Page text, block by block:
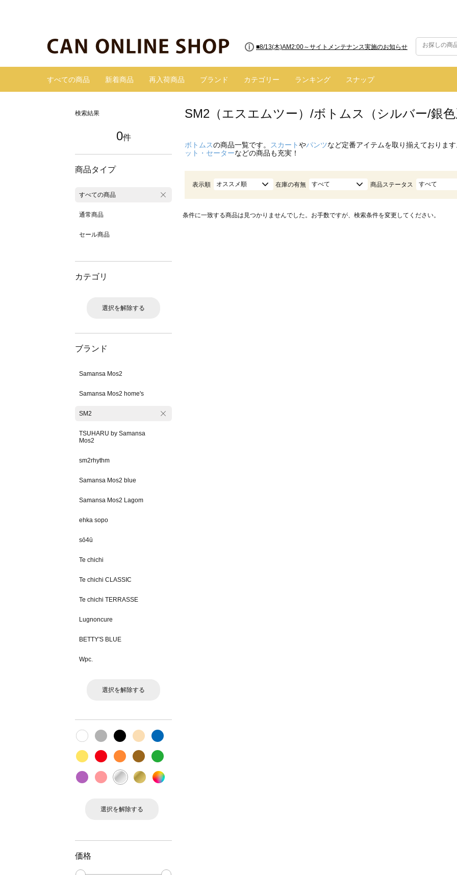
■8/13(木)AM2:00～サイトメンテナンス実施のお知らせ
すべての商品 新着商品 再入荷商品 ブランド カテゴリー ランキング スナップ
検索結果
0件
商品タイプ
すべての商品
通常商品
セール商品
カテゴリ
選択を解除する
ブランド
Samansa Mos2
Samansa Mos2 home's
SM2
TSUHARU by Samansa
Mos2
sm2rhythm
Samansa Mos2 blue
Samansa Mos2 Lagom
ehka sopo
sō4ū
Te chichi
Te chichi CLASSIC
Te chichi TERRASSE
Lugnoncure
BETTY'S BLUE
Wpc.
選択を解除する
選択を解除する
価格
SM2（エスエムツー）/ボトムス（シルバー/銀
ボトムスの商品一覧です。 スカートやパンツなど定番アイテムを取り揃えておりま
ット・セーターなどの商品も充実！
表示順 オススメ順 在庫の有無 すべて 商品ステータス すべて
条件に一致する商品は見つかりませんでした。お手数ですが、検索条件を変更してください。